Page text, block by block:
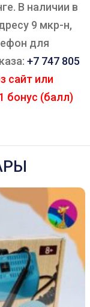
В наличии в
9 мкр-н,
для
+7 747 805
сайт или
бонус (балл)